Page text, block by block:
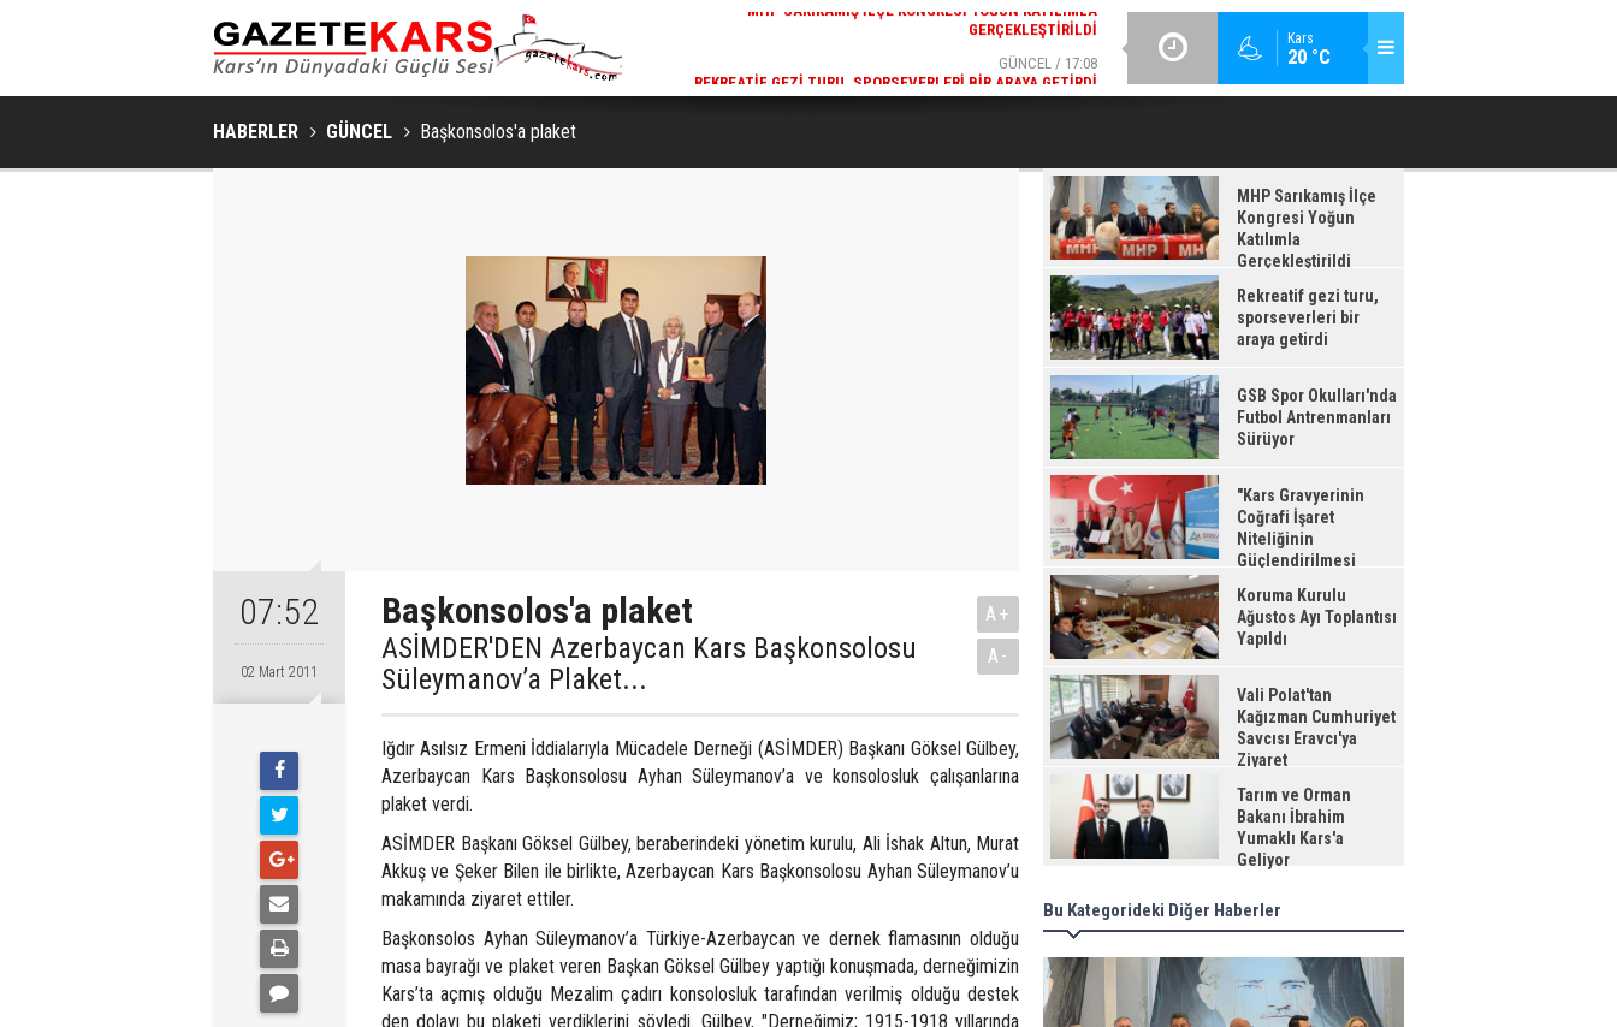
Kars
20 °C
MHP SARIKAMIŞ İLÇE KONGRESI YOĞUN KATILIMLA
GERÇEKLEŞTIRILDI
GÜNCEL / 17:08
REKREATIF GEZI TURU, SPORSEVERLERI BIR ARAYA GETIRDI
GSB SPOR OKULLARI'NDA FUTBOL ANTRENMANLARI SÜRÜYOR
HABERLER GÜNCEL Başkonsolos'a plaket
07:52
02 Mart 2011
Başkonsolos'a plaket
ASİMDER'DEN Azerbaycan Kars Başkonsolosu
Süleymanov’a Plaket...
A+
A-
Iğdır Asılsız Ermeni İddialarıyla Mücadele Derneği (ASİMDER) Başkanı Göksel Gülbey,
Azerbaycan Kars Başkonsolosu Ayhan Süleymanov’a ve konsolosluk çalışanlarına
plaket verdi.
ASİMDER Başkanı Göksel Gülbey, beraberindeki yönetim kurulu, Ali İshak Altun, Murat
Akkuş ve Şeker Bilen ile birlikte, Azerbaycan Kars Başkonsolosu Ayhan Süleymanov’u
makamında ziyaret ettiler.
Başkonsolos Ayhan Süleymanov’a Türkiye-Azerbaycan ve dernek flamasının olduğu
masa bayrağı ve plaket veren Başkan Göksel Gülbey yaptığı konuşmada, derneğimizin
Kars’ta açmış olduğu Mezalim çadırı konsolosluk tarafından verilmiş olduğu destek
den dolayı bu plaketi verdiklerini söyledi. Gülbey, "Derneğimiz; 1915-1918 yıllarında
MHP Sarıkamış İlçe
Kongresi Yoğun
Katılımla
Gerçekleştirildi
Rekreatif gezi turu,
sporseverleri bir
araya getirdi
GSB Spor Okulları'nda
Futbol Antrenmanları
Sürüyor
"Kars Gravyerinin
Coğrafi İşaret
Niteliğinin
Güçlendirilmesi
Projesi"
Koruma Kurulu
Ağustos Ayı Toplantısı
Yapıldı
Vali Polat'tan
Kağızman Cumhuriyet
Savcısı Eravcı'ya
Ziyaret
Tarım ve Orman
Bakanı İbrahim
Yumaklı Kars'a
Geliyor
Bu Kategorideki Diğer Haberler